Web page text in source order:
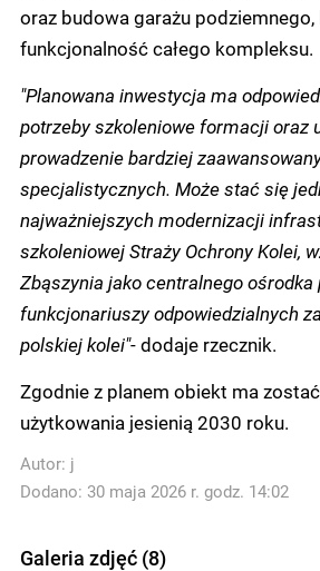
oraz budowa garażu
funkcjonalność całego kompleksu.
"Planowana inwestycja ma
potrzeby szkoleniowe formacji oraz
prowadzenie bardziej
specjalistycznych. Może stać się
najważniejszych modernizacji
szkoleniowej Straży Ochrony Kolei,
Zbąszynia jako centralnego ośrodka
funkcjonariuszy odpowiedzialnych
polskiej kolei"- dodaje rzecznik.
Zgodnie z planem obiekt ma
użytkowania jesienią 2030 roku.
Autor: j
Dodano: 30 maja 2026 r. godz. 14:02
Galeria zdjęć (8)